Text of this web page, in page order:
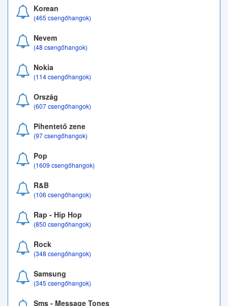
Korean
(465 csengőhangok)
Nevem
(48 csengőhangok)
Nokia
(114 csengőhangok)
Ország
(607 csengőhangok)
Pihentető zene
(97 csengőhangok)
Pop
(1609 csengőhangok)
R&B
(106 csengőhangok)
Rap - Hip Hop
(850 csengőhangok)
Rock
(348 csengőhangok)
Samsung
(345 csengőhangok)
Sms - Message Tones